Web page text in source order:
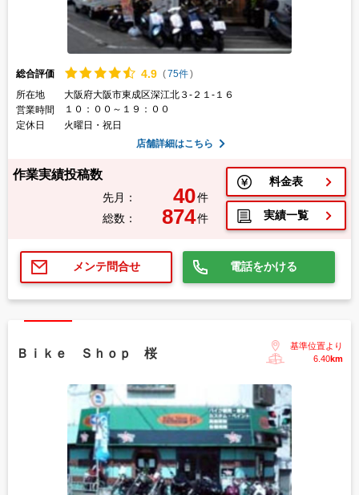
総合評価 4.9 (75件)
所在地
大阪府大阪市東成区深江北３-２１-１６
営業時間
１０：００～１９：００
定休日
火曜日・祝日
店舗詳細はこちら
作業実績投稿数
先月： 40件
総数：
874件
料金表
実績一覧
メンテ問合せ 電話をかける
Ｂｉｋｅ Ｓｈｏｐ 桜
基準位置より
6.40km